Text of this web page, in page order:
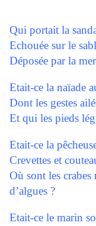
Qui portait la
Echouée sur le
Déposée par la
Etait-ce la naïade
Dont les gestes
Et qui les pieds
Etait-ce la
Crevettes et
Où sont les crabes
d’algues ?
Etait-ce le marin